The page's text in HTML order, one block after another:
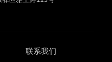
联系我们